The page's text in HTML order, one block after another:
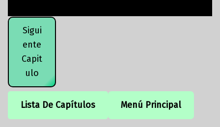
Sigui
ente
Capit
ulo
Lista De Capítulos Menú Principal